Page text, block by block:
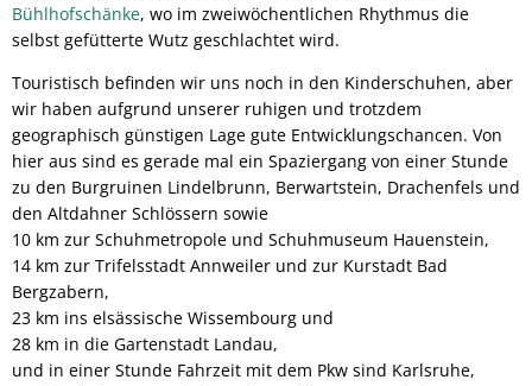
Bühlhofschänke, wo im zweiwöchentlichen Rhythmus die
selbst gefütterte Wutz geschlachtet wird.
Touristisch befinden wir uns noch in den Kinderschuhen, aber
wir haben aufgrund unserer ruhigen und trotzdem
geographisch günstigen Lage gute Entwicklungschancen. Von
hier aus sind es gerade mal ein Spaziergang von einer Stunde
zu den Burgruinen Lindelbrunn, Berwartstein, Drachenfels und
den Altdahner Schlössern sowie
10 km zur Schuhmetropole und Schuhmuseum Hauenstein,
14 km zur Trifelsstadt Annweiler und zur Kurstadt Bad
Bergzabern,
23 km ins elsässische Wissembourg und
28 km in die Gartenstadt Landau,
und in einer Stunde Fahrzeit mit dem Pkw sind Karlsruhe,